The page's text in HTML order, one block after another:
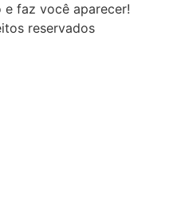
faz você aparecer!
reservados